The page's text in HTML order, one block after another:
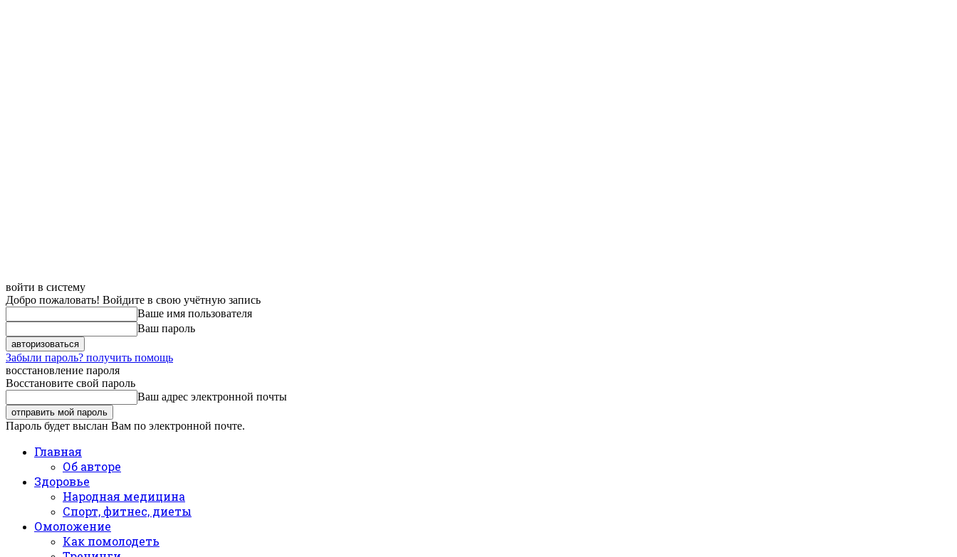
войти в систему
Добро пожаловать! Войдите в свою учётную запись
Ваше имя пользователя
Ваш пароль
Забыли пароль? получить помощь
восстановление пароля
Восстановите свой пароль
Ваш адрес электронной почты
Пароль будет выслан Вам по электронной почте.
Главная
Об авторе
Здоровье
Народная медицина
Спорт, фитнес, диеты
Омоложение
Как помолодеть